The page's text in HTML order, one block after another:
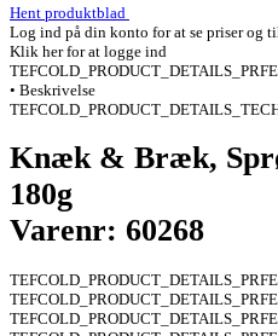
Hent produktblad
Log ind på din konto for at se priser og
Klik her for at logge ind
• Beskrivelse
Knæk & Bræk,
180g
Varenr: 60268